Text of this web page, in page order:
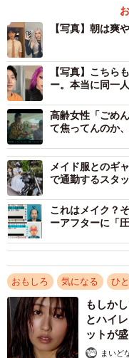
【写真】朝は爽
【写真】こちら
ー。本当に同一
高齢女性「ごめ
て焦ってんのか
メイド服とのギ
で通勤するスタ
これはメイク？
ーアフターに「
おもしろ 気になる ひと
もしか
とハイ
ットが
い」まいど